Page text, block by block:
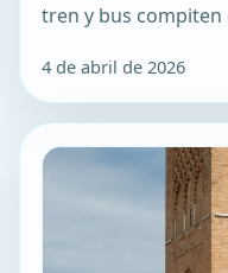
tren y bus compiten
4 de abril de 2026